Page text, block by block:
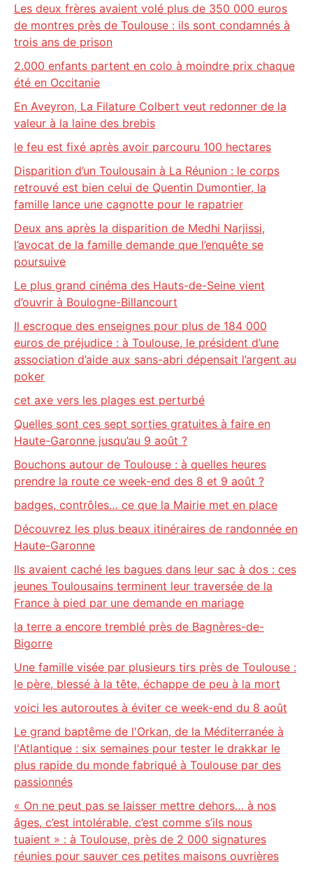
Les deux frères avaient volé plus de 350 000 euros
de montres près de Toulouse : ils sont condamnés à
trois ans de prison
2.000 enfants partent en colo à moindre prix chaque
été en Occitanie
En Aveyron, La Filature Colbert veut redonner de la
valeur à la laine des brebis
le feu est fixé après avoir parcouru 100 hectares
Disparition d’un Toulousain à La Réunion : le corps
retrouvé est bien celui de Quentin Dumontier, la
famille lance une cagnotte pour le rapatrier
Deux ans après la disparition de Medhi Narjissi,
l’avocat de la famille demande que l’enquête se
poursuive
Le plus grand cinéma des Hauts-de-Seine vient
d’ouvrir à Boulogne-Billancourt
Il escroque des enseignes pour plus de 184 000
euros de préjudice : à Toulouse, le président d’une
association d’aide aux sans-abri dépensait l’argent au
poker
cet axe vers les plages est perturbé
Quelles sont ces sept sorties gratuites à faire en
Haute-Garonne jusqu’au 9 août ?
Bouchons autour de Toulouse : à quelles heures
prendre la route ce week-end des 8 et 9 août ?
badges, contrôles… ce que la Mairie met en place
Découvrez les plus beaux itinéraires de randonnée en
Haute-Garonne
Ils avaient caché les bagues dans leur sac à dos : ces
jeunes Toulousains terminent leur traversée de la
France à pied par une demande en mariage
la terre a encore tremblé près de Bagnères-de-
Bigorre
Une famille visée par plusieurs tirs près de Toulouse :
le père, blessé à la tête, échappe de peu à la mort
voici les autoroutes à éviter ce week-end du 8 août
Le grand baptême de l'Orkan, de la Méditerranée à
l'Atlantique : six semaines pour tester le drakkar le
plus rapide du monde fabriqué à Toulouse par des
passionnés
« On ne peut pas se laisser mettre dehors… à nos
âges, c’est intolérable, c’est comme s’ils nous
tuaient » : à Toulouse, près de 2 000 signatures
réunies pour sauver ces petites maisons ouvrières